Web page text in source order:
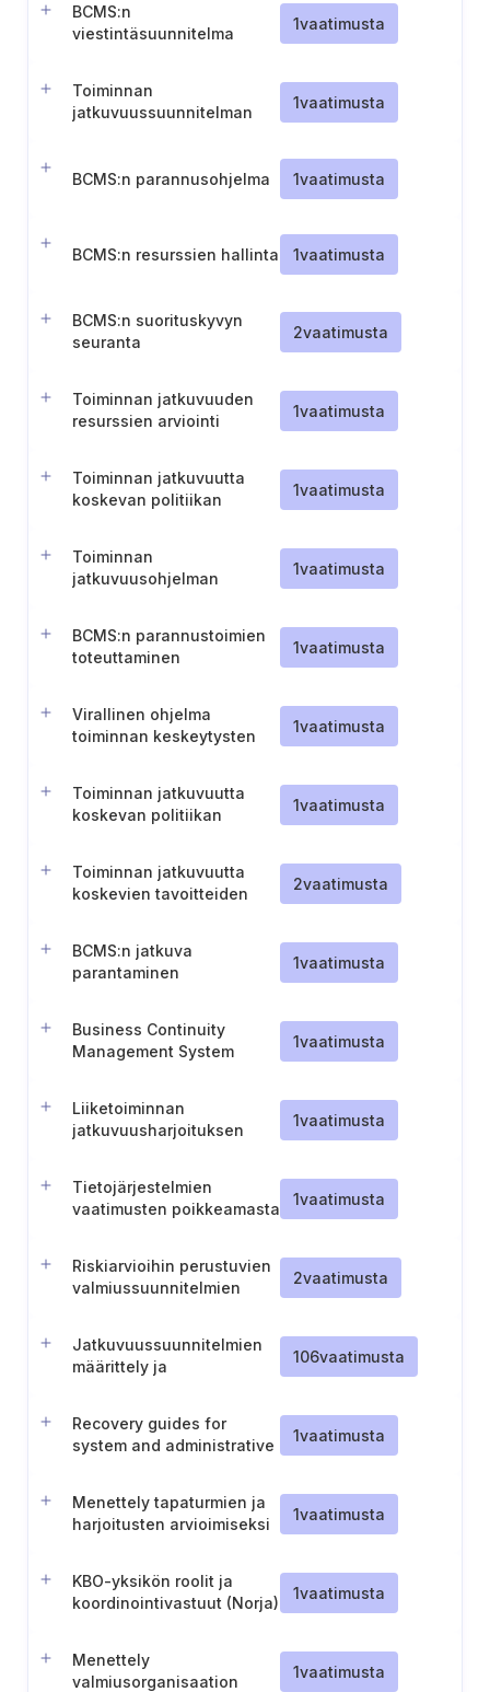
BCMS:n
viestintäsuunnitelma
1vaatimusta
Toiminnan
jatkuvuussuunnitelman
1vaatimusta
BCMS:n parannusohjelma 1vaatimusta
BCMS:n resurssien hallinta 1vaatimusta
BCMS:n suorituskyvyn
seuranta
2vaatimusta
Toiminnan jatkuvuuden
resurssien arviointi
1vaatimusta
Toiminnan jatkuvuutta
koskevan politiikan
1vaatimusta
Toiminnan
jatkuvuusohjelman
1vaatimusta
BCMS:n parannustoimien
toteuttaminen
1vaatimusta
Virallinen ohjelma
toiminnan keskeytysten
1vaatimusta
Toiminnan jatkuvuutta
koskevan politiikan
1vaatimusta
Toiminnan jatkuvuutta
koskevien tavoitteiden
2vaatimusta
BCMS:n jatkuva
parantaminen
1vaatimusta
Business Continuity
Management System
1vaatimusta
Liiketoiminnan
jatkuvuusharjoituksen
1vaatimusta
Tietojärjestelmien
vaatimusten poikkeamasta
1vaatimusta
Riskiarvioihin perustuvien
valmiussuunnitelmien
2vaatimusta
Jatkuvuussuunnitelmien
määrittely ja
106vaatimusta
Recovery guides for
system and administrative
1vaatimusta
Menettely tapaturmien ja
harjoitusten arvioimiseksi
1vaatimusta
KBO-yksikön roolit ja
koordinointivastuut (Norja)
1vaatimusta
Menettely
valmiusorganisaation
1vaatimusta